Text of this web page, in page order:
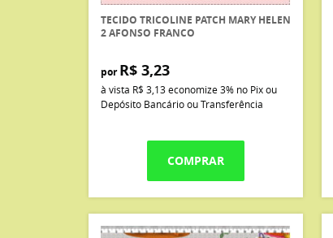
TECIDO TRICOLINE PATCH MARY HELEN
2 AFONSO FRANCO
por R$ 3,23
à vista R$ 3,13economize3% no Pix ou
Depósito Bancário ou Transferência
COMPRAR